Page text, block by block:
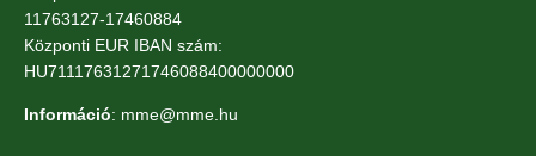
11763127-17460884
Központi EUR IBAN szám:
HU71117631271746088400000000
Információ: mme@mme.hu